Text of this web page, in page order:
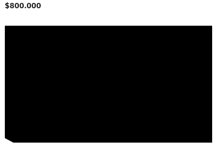
$800.000